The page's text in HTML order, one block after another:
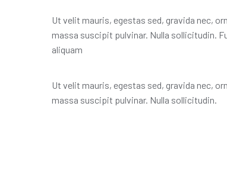
Ut velit mauris, egestas sed, gravida nec,
massa suscipit pulvinar. Nulla sollicitudin.
aliquam
Ut velit mauris, egestas sed, gravida nec,
massa suscipit pulvinar. Nulla sollicitudin.